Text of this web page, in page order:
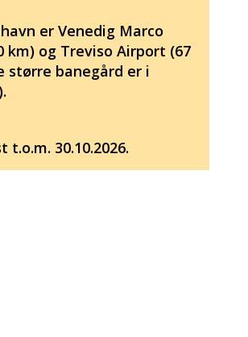
er Venedig Marco
km) og Treviso Airport (67
større banegård er i
30.10.2026.